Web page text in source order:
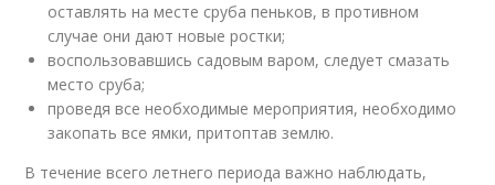
оставлять на месте сруба пеньков, в противном
случае они дают новые ростки;
воспользовавшись садовым варом, следует смазать
место сруба;
проведя все необходимые мероприятия, необходимо
закопать все ямки, притоптав землю.
В течение всего летнего периода важно наблюдать,